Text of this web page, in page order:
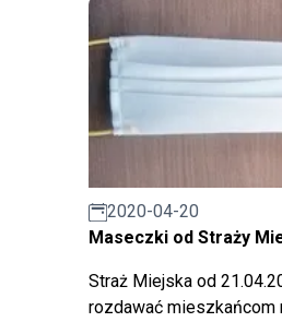
2020-04-20
Maseczki od Straży
Straż Miejska od
rozdawać mieszkańcom